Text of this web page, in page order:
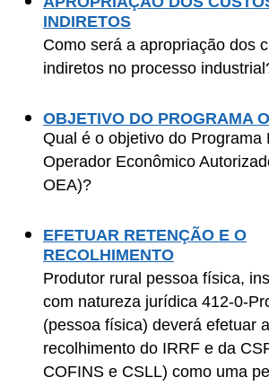
INDIRETOS
Como será a apropriação dos
indiretos no processo
OBJETIVO DO PROGRAMA
Qual é o objetivo do Programa
Operador Econômico
OEA)?
EFETUAR RETENÇÃO E O
RECOLHIMENTO
Produtor rural pessoa física,
com natureza jurídica 412-0-
(pessoa física) deverá efetuar
recolhimento do IRRF e da
COFINS e CSLL) como uma